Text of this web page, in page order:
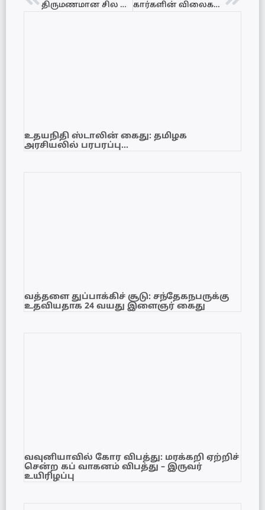
திருமணமான சில மாதங்களில் ஆணொருவர் தவறான முடிவெடுத்து உயிர்மாய்ப்பு! கார்களின் விலைகள் அதிகரிப்பு
உதயநிதி ஸ்டாலின் கைது: தமிழக
அரசியலில் பரபரப்பு…
வத்தளை துப்பாக்கிச் சூடு: சந்தேகநபருக்கு
உதவியதாக 24 வயது இளைஞர் கைது
வவுனியாவில் கோர விபத்து: மரக்கறி ஏற்றிச்
சென்ற கப் வாகனம் விபத்து – இருவர்
உயிரிழப்பு